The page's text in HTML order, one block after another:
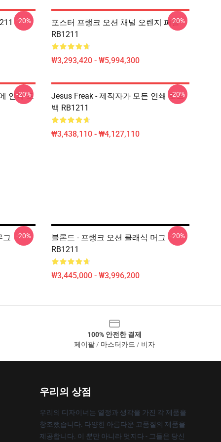
-20%
포스터 프랭크 오션 채널 오렌지 퍼즐
RB1211
₩3,293,420 - ₩5,994,300
-20%
인쇄 토
-20%
Jesus Freak - 제작자가 모든 인쇄 토트
백 RB1211
₩3,438,110 - ₩4,127,110
-20%
그
-20%
블론드 - 프랭크 오션 클래식 머그
RB1211
₩3,445,000 - ₩3,996,200
-20%
100% 안전한 결제
페이팔 / 마스터카드 / 비자
우리의 상점
우리의 디자이너는 열정과 생각을 가진 각 제품을
창조했습니다. 다양한 아름다운 고품질의 제품을
제공합니다. 이 뿐만 아니라 멋지다 - 그들은 당신